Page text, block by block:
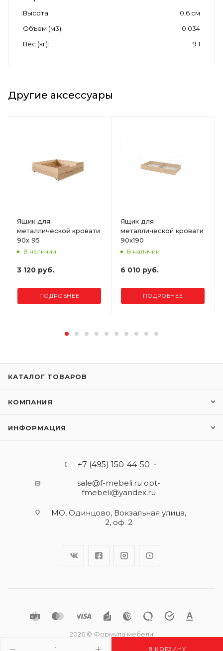
В КОРЗИНУ
Высота
0,6 см
Объем (м3)
0.034
Вес (кг)
9.1
Другие аксессуары
Ящик для
металлической кровати
90х 95
В наличии
3 120 руб.
ПОДРОБНЕЕ
Ящик для
металлической кровати
90х190
В наличии
6 010 руб.
ПОДРОБНЕЕ
КАТАЛОГ ТОВАРОВ
КОМПАНИЯ
ИНФОРМАЦИЯ
+7 (495) 150-44-50
sale@f-mebeli.ru opt-
fmebeli@yandex.ru
МО, Одинцово, Вокзальная улица,
2, оф. 2
2026 © Формула мебели